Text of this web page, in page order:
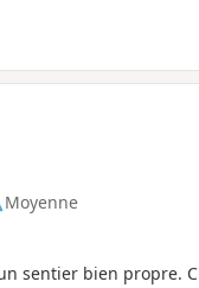
Moyenne
sentier bien propre.